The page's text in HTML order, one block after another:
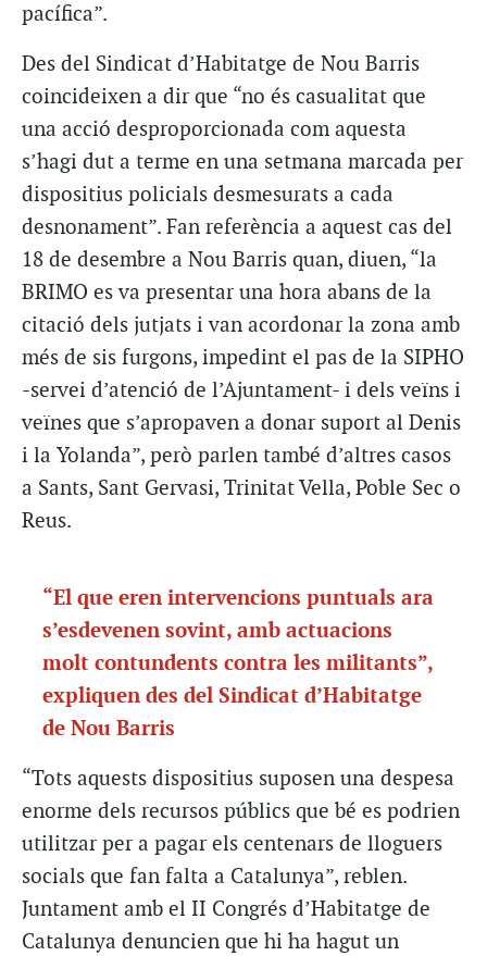
pacífica”.
Des del Sindicat d’Habitatge de Nou Barris
coincideixen a dir que “no és casualitat que
una acció desproporcionada com aquesta
s’hagi dut a terme en una setmana marcada per
dispositius policials desmesurats a cada
desnonament”. Fan referència a aquest cas del
18 de desembre a Nou Barris quan, diuen, “la
BRIMO es va presentar una hora abans de la
citació dels jutjats i van acordonar la zona amb
més de sis furgons, impedint el pas de la SIPHO
-servei d’atenció de l’Ajuntament- i dels veïns i
veïnes que s’apropaven a donar suport al Denis
i la Yolanda”, però parlen també d’altres casos
a Sants, Sant Gervasi, Trinitat Vella, Poble Sec o
Reus.
“El que eren intervencions puntuals ara
s’esdevenen sovint, amb actuacions
molt contundents contra les militants”,
expliquen des del Sindicat d’Habitatge
de Nou Barris
“Tots aquests dispositius suposen una despesa
enorme dels recursos públics que bé es podrien
utilitzar per a pagar els centenars de lloguers
socials que fan falta a Catalunya”, reblen.
Juntament amb el II Congrés d’Habitatge de
Catalunya denuncien que hi ha hagut un